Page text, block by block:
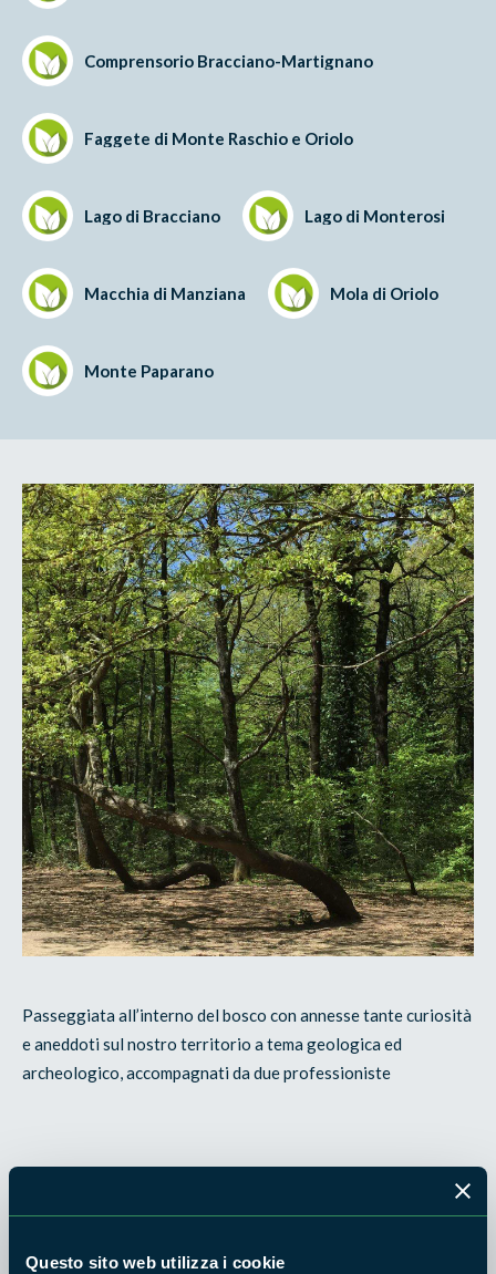
Questo sito web utilizza i cookie
Comprensorio Bracciano-Martignano
Faggete di Monte Raschio e Oriolo
Lago di Bracciano Lago di Monterosi
Macchia di Manziana Mola di Oriolo
Monte Paparano
Passeggiata all’interno del bosco con annesse tante curiosità
e aneddoti sul nostro territorio a tema geologica ed
archeologico, accompagnati da due professioniste